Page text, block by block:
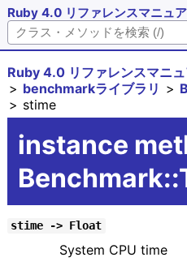
Ruby 4.0 リファレンスマニュ
Ruby 4.0 リファレンスマニ
benchmarkライブラリ
stime
instance
stime -> Float
System CPU time